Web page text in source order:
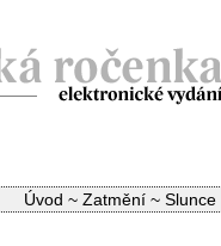
Úvod ~ Zatmění ~ Slunce